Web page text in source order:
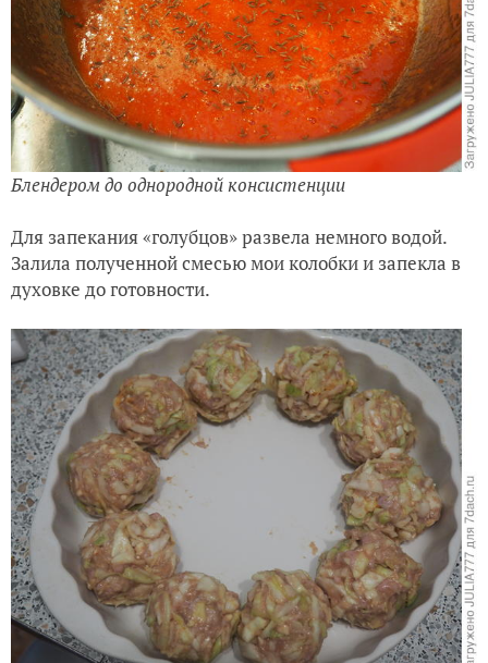
Блендером до однородной консистенции
Для запекания «голубцов» развела немного водой.
Залила полученной смесью мои колобки и запекла в
духовке до готовности.